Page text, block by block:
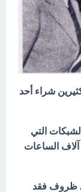
شراء أحد
التي
الساعات
ظروف فقد